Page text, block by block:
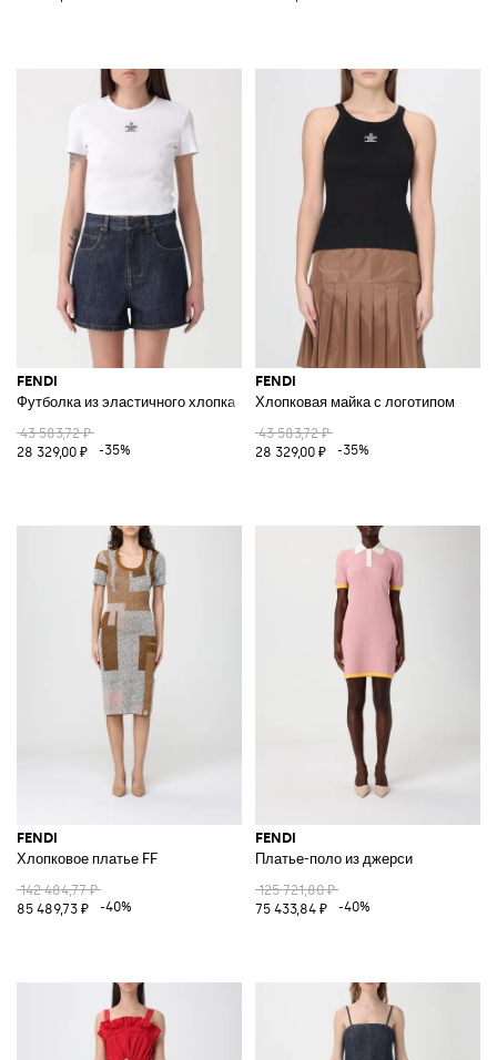
FENDI
Футболка из эластичного хлопка
43 583,72 ₽
28 329,00 ₽
-35%
FENDI
Хлопковая майка с логотипом
43 583,72 ₽
28 329,00 ₽
-35%
FENDI
Хлопковое платье FF
142 484,77 ₽
85 489,73 ₽
-40%
FENDI
Платье-поло из джерси
125 721,80 ₽
75 433,84 ₽
-40%